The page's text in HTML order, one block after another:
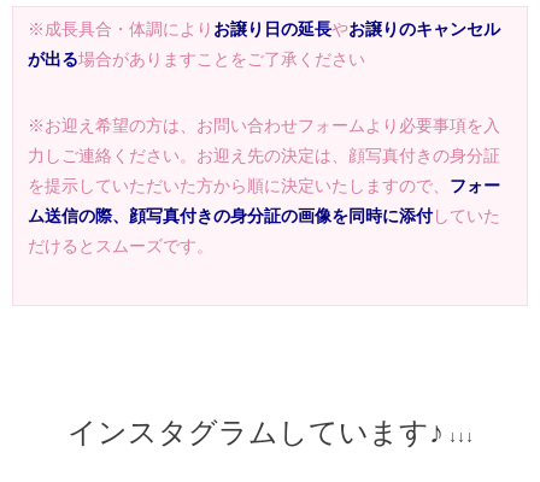
※成長具合・体調により お譲り日の延長やお譲りのキャンセル
が出る場合がありますことをご了承ください
※お迎え希望の方は、お問い合わせフォームより必要事項を入
力しご連絡ください。お迎え先の決定は、顔写真付きの身分証
を提示していただいた方から順に決定いたしますので、 フォー
ム送信の際、顔写真付きの身分証の画像を同時に添付していた
だけるとスムーズです。
インスタグラムしています♪ ↓↓↓